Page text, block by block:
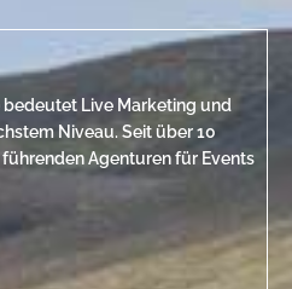
Live Marketing und
Niveau. Seit über 10
Agenturen für Events